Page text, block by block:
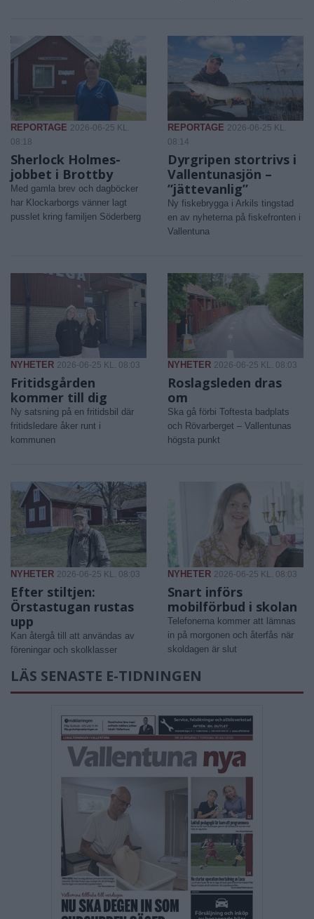
REPORTAGE 2026-06-25 KL.
08:18
Sherlock Holmes-
jobbet i Brottby
Med gamla brev och dagböcker
har Klockarborgs vänner lagt
pusslet kring familjen Söderberg
REPORTAGE 2026-06-25 KL.
08:14
Dyrgripen stortrivs i
Vallentunasjön –
”jättevanlig”
Ny fiskebrygga i Arkils tingstad
en av nyheterna på fiskefronten i
Vallentuna
NYHETER 2026-06-25 KL. 08:03
Fritidsgården
kommer till dig
Ny satsning på en fritidsbil där
fritidsledare åker runt i
kommunen
NYHETER 2026-06-25 KL. 08:03
Roslagsleden dras
om
Ska gå förbi Toftesta badplats
och Rövarberget – Vallentunas
högsta punkt
NYHETER 2026-06-25 KL. 08:03
Efter stiltjen:
Örstastugan rustas
upp
Kan återgå till att användas av
föreningar och skolklasser
NYHETER 2026-06-25 KL. 08:03
Snart införs
mobilförbud i skolan
Telefonerna kommer att lämnas
in på morgonen och återfås när
skoldagen är slut
LÄS SENASTE E-TIDNINGEN